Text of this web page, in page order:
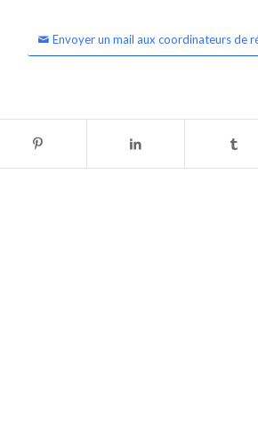
Envoyer un mail aux coordinateurs de